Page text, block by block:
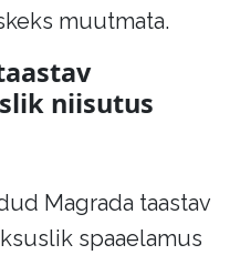
muutmata.
niisutus
Magrada taastav
spaaelamus